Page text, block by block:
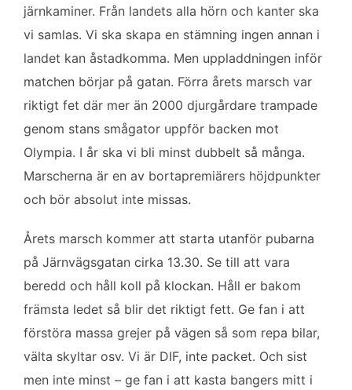
järnkaminer. Från landets alla hörn och kanter ska
vi samlas. Vi ska skapa en stämning ingen annan i
landet kan åstadkomma. Men uppladdningen inför
matchen börjar på gatan. Förra årets marsch var
riktigt fet där mer än 2000 djurgårdare trampade
genom stans smågator uppför backen mot
Olympia. I år ska vi bli minst dubbelt så många.
Marscherna är en av bortapremiärers höjdpunkter
och bör absolut inte missas.
Årets marsch kommer att starta utanför pubarna
på Järnvägsgatan cirka 13.30. Se till att vara
beredd och håll koll på klockan. Håll er bakom
främsta ledet så blir det riktigt fett. Ge fan i att
förstöra massa grejer på vägen så som repa bilar,
välta skyltar osv. Vi är DIF, inte packet. Och sist
men inte minst – ge fan i att kasta bangers mitt i